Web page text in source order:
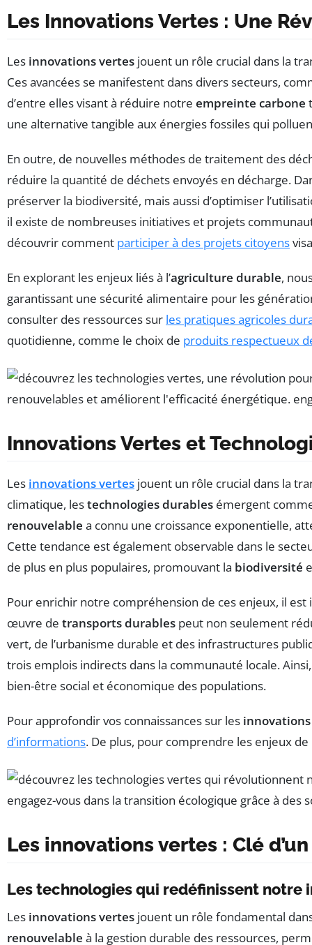
Les Innovations Vertes : Une
Les innovations vertes jouent un rôle crucial dans la
Ces avancées se manifestent dans divers secteurs,
d’entre elles visant à réduire notre empreinte carbone
une alternative tangible aux énergies fossiles qui
En outre, de nouvelles méthodes de traitement des
réduire la quantité de déchets envoyés en décharge.
préserver la biodiversité, mais aussi d’optimiser
il existe de nombreuses initiatives et projets
découvrir comment participer à des projets citoyens
En explorant les enjeux liés à l’agriculture durable,
garantissant une sécurité alimentaire pour les
consulter des ressources sur les pratiques agricoles
quotidienne, comme le choix de produits respectueux
Innovations Vertes et
Les innovations vertes jouent un rôle crucial dans la
climatique, lestechnologies durables émergent
renouvelable a connu une croissance exponentielle,
Cette tendance est également observable dans le
de plus en plus populaires, promouvant la biodiversité
Pour enrichir notre compréhension de ces enjeux, il
œuvre de transports durables peut non seulement
vert, de l’urbanisme durable et des infrastructures
trois emplois indirects dans la communauté locale.
bien-être social et économique des populations.
Pour approfondir vos connaissances sur les
d’informations. De plus, pour comprendre les enjeux
Les innovations vertes : Clé
Les technologies qui redéfinissent
Les innovations vertes jouent un rôle fondamental
renouvelable à la gestion durable des ressources,